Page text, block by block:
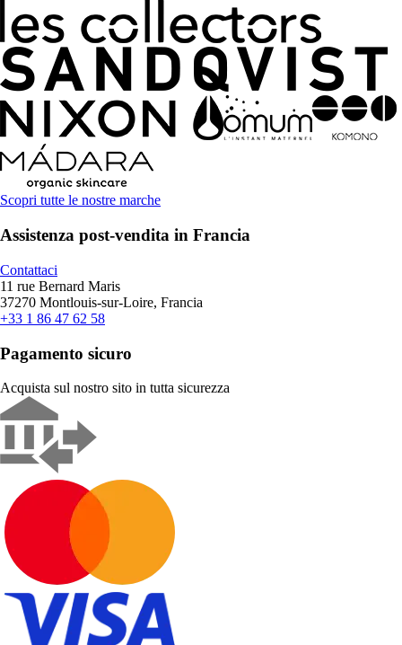
Scopri tutte le nostre marche
Assistenza post-vendita in Francia
Contattaci
11 rue Bernard Maris
37270 Montlouis-sur-Loire, Francia
+33 1 86 47 62 58
Pagamento sicuro
Acquista sul nostro sito in tutta sicurezza